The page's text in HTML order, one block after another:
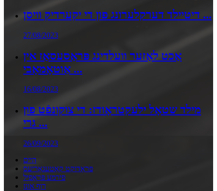
דיטיילד דערקלערונג פון די יקערדיק וויסן ...
27/08/2023
אַכט לאַזער וועלדינג פּראַסעסאַז אין
אַוטאָמאָבי ...
16/08/2023
מילד שטאָל ילעקטראָודז: די צוקונפֿט פון
גרי ...
26/09/2023
היים
פּראָדוקט קאַטעגאָריעס
פירמע פּראָפיל
רוף אונז